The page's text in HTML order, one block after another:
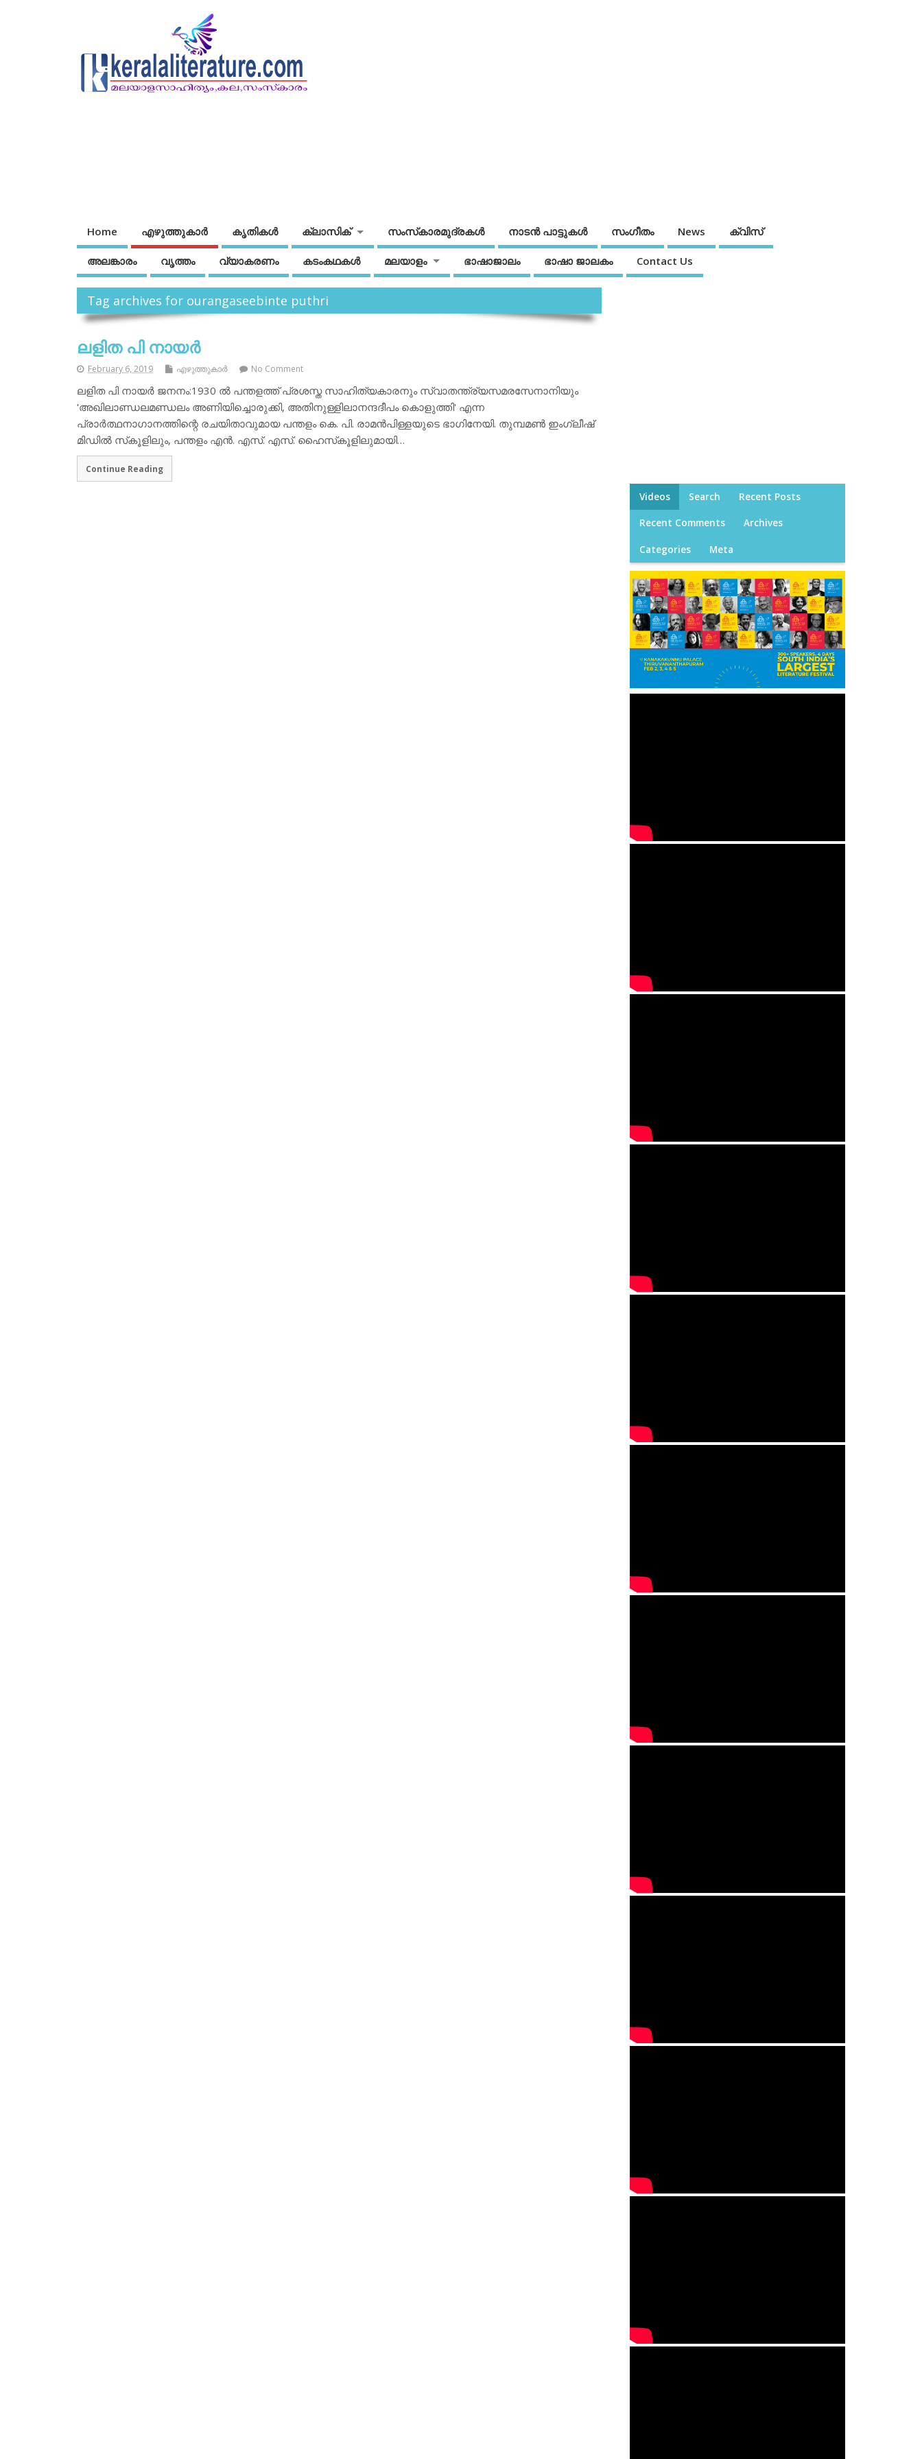
Home എഴുത്തുകാര്‍ കൃതികൾ ക്ലാസിക് സംസ്‌കാരമുദ്രകള്‍ നാടന്‍ പാട്ടുകള്‍ സംഗീതം News ക്വിസ്
അലങ്കാരം വൃത്തം വ്യാകരണം കടംകഥകള്‍ മലയാളം ഭാഷാജാലം ഭാഷാ ജാലകം Contact Us
Tag archives for ourangaseebinte puthri
ലളിത പി നായര്‍
February 6, 2019 എഴുത്തുകാര്‍ No Comment
ലളിത പി നായര്‍ ജനനം:1930 ല്‍ പന്തളത്ത് പ്രശസ്ത സാഹിത്യകാരനും സ്വാതന്ത്ര്യസമരസേനാനിയും
'അഖിലാണ്ഡലമണ്ഡലം അണിയിച്ചൊരുക്കി, അതിനുള്ളിലാനന്ദദീപം കൊളുത്തി' എന്ന
പ്രാര്‍ത്ഥനാഗാനത്തിന്റെ രചയിതാവുമായ പന്തളം കെ. പി. രാമന്‍പിള്ളയുടെ ഭാഗിനേയി. തുമ്പമണ്‍ ഇംഗ്ലീഷ്
മിഡില്‍ സ്‌കൂളിലും, പന്തളം എന്‍. എസ്. എസ്. ഹൈസ്‌കൂളിലുമായി…
Continue Reading
Videos Search Recent Posts
Recent Comments Archives
Categories Meta